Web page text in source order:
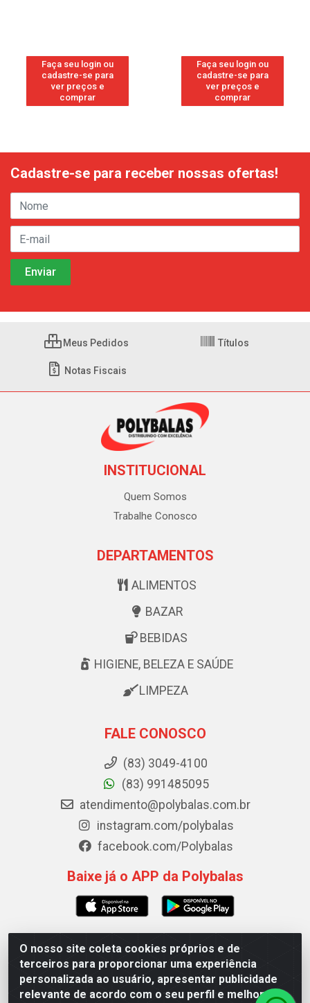
Faça seu login ou
cadastre-se para
ver preços e
comprar
Faça seu login ou
cadastre-se para
ver preços e
comprar
O nosso site coleta cookies próprios e de
terceiros para proporcionar uma experiência
personalizada ao usuário, apresentar publicidade
relevante de acordo com o seu perfil e melhorar a
Cadastre-se para receber nossas ofertas!
Meus Pedidos Títulos
Notas Fiscais
INSTITUCIONAL
Quem Somos
Trabalhe Conosco
DEPARTAMENTOS
ALIMENTOS
BAZAR
BEBIDAS
HIGIENE, BELEZA E SAÚDE
LIMPEZA
FALE CONOSCO
(83) 3049-4100
(83) 991485095
atendimento@polybalas.com.br
instagram.com/polybalas
facebook.com/Polybalas
Baixe já o APP da Polybalas
Polybalas - Rua João Miguel de Souza, 173 Galpão B -
Ernesto Geisel, João Pessoa/PB - CEP 58.075-075 - CNPJ
00.909.327/0002-61